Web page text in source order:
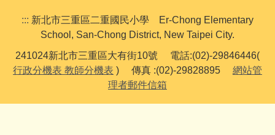
::: 新北市三重區二重國民小學 Er-Chong Elementary
School, San-Chong District, New Taipei City.
241024新北市三重區大有街10號 電話:(02)-29846446(
行政分機表 教師分機表 ) 傳真 :(02)-29828895 網站管
理者郵件信箱